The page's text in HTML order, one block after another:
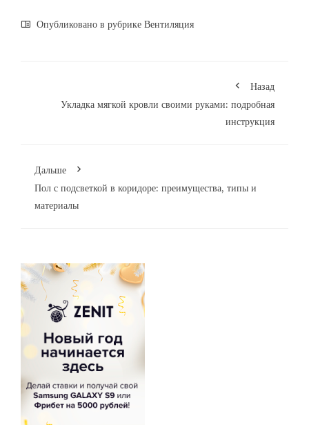
Опубликовано в рубрике Вентиляция
Назад
Укладка мягкой кровли своими руками: подробная
инструкция
Дальше
Пол с подсветкой в коридоре: преимущества, типы и
материалы